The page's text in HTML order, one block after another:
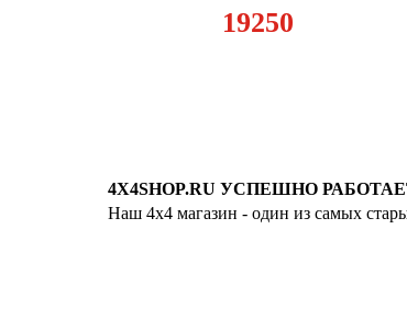
19250
4X4SHOP.RU УСПЕШНО
Наш 4x4 магазин - один из самых